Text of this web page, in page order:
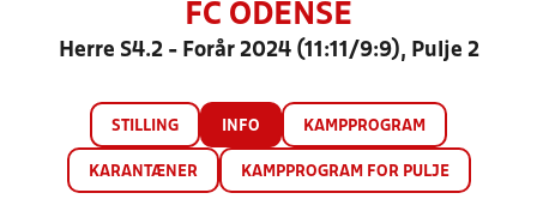
FC ODENSE
Herre S4.2 - Forår 2024 (11:11/9:9), Pulje 2
STILLING INFO KAMPPROGRAM
KARANTÆNER KAMPPROGRAM FOR PULJE